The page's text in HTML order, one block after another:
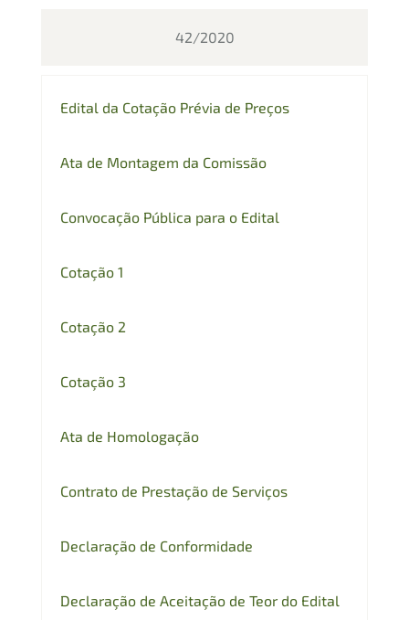
42/2020
Edital da Cotação Prévia de Preços
Ata de Montagem da Comissão
Convocação Pública para o Edital
Cotação 1
Cotação 2
Cotação 3
Ata de Homologação
Contrato de Prestação de Serviços
Declaração de Conformidade
Declaração de Aceitação de Teor do Edital